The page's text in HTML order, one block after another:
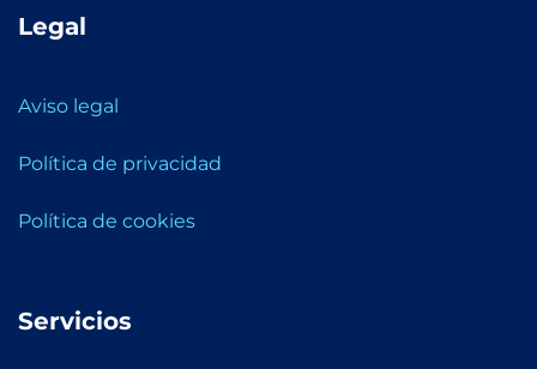
Legal
Aviso legal
Política de privacidad
Política de cookies
Servicios